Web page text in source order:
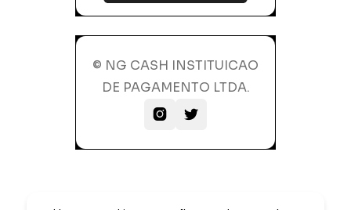
© NG CASH INSTITUICAO
DE PAGAMENTO LTDA.
 